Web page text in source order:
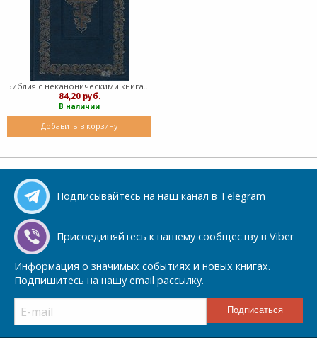
Библия с неканоническими книгами, синяя 073 DC (1032) (твердый)
84,20 руб.
В наличии
Добавить в корзину
Подписывайтесь на наш канал в Telegram
Присоединяйтесь к нашему сообществу в Viber
Информация о значимых событиях и новых книгах.
Подпишитесь на нашу email рассылку.